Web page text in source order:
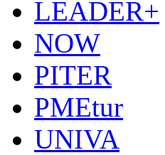
LEADER+
NOW
PITER
PMEtur
UNIVA